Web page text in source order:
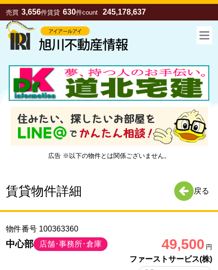
売買 3,656件賃貸 630件count 245,178,637
広告 ※以下の物件とは関係ございません。
賃貸物件詳細 戻る
物件番号 100363360
中心部 店舗･事務所･倉庫 49,500 円
ファーストサービス(株)